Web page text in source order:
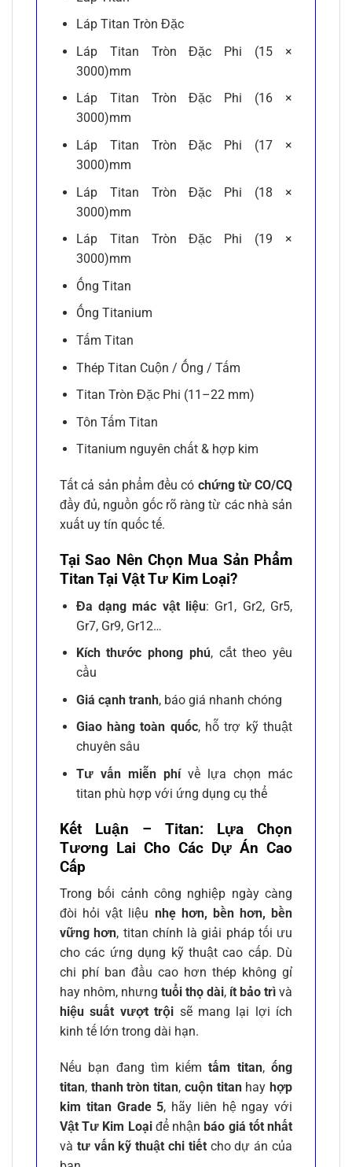
Láp Titan Tròn Đặc
Láp Titan Tròn Đặc Phi (15 ×
3000)mm
Láp Titan Tròn Đặc Phi (16 ×
3000)mm
Láp Titan Tròn Đặc Phi (17 ×
3000)mm
Láp Titan Tròn Đặc Phi (18 ×
3000)mm
Láp Titan Tròn Đặc Phi (19 ×
3000)mm
Ống Titan
Ống Titanium
Tấm Titan
Thép Titan Cuộn / Ống / Tấm
Titan Tròn Đặc Phi (11–22 mm)
Tôn Tấm Titan
Titanium nguyên chất & hợp kim
Tất cả sản phẩm đều có chứng từ CO/CQ
đầy đủ, nguồn gốc rõ ràng từ các nhà sản
xuất uy tín quốc tế.
Tại Sao Nên Chọn Mua Sản Phẩm
Titan Tại Vật Tư Kim Loại?
Đa dạng mác vật liệu: Gr1, Gr2, Gr5,
Gr7, Gr9, Gr12…
Kích thước phong phú, cắt theo yêu
cầu
Giá cạnh tranh, báo giá nhanh chóng
Giao hàng toàn quốc, hỗ trợ kỹ thuật
chuyên sâu
Tư vấn miễn phívề lựa chọn mác
titan phù hợp với ứng dụng cụ thể
Kết Luận – Titan: Lựa Chọn
Tương Lai Cho Các Dự Án Cao
Cấp
Trong bối cảnh công nghiệp ngày càng
đòi hỏi vật liệu nhẹ hơn, bền hơn, bền
vững hơn, titan chính là giải pháp tối ưu
cho các ứng dụng kỹ thuật cao cấp. Dù
chi phí ban đầu cao hơn thép không gỉ
hay nhôm, nhưng tuổi thọ dài, ít bảo trì và
hiệu suất vượt trội sẽ mang lại lợi ích
kinh tế lớn trong dài hạn.
Nếu bạn đang tìm kiếmtấm titan,ống
titan, thanh tròn titan, cuộn titanhay hợp
kim titan Grade 5, hãy liên hệ ngay với
Vật Tư Kim Loạiđể nhận báo giá tốt nhất
và tư vấn kỹ thuật chi tiếtcho dự án của